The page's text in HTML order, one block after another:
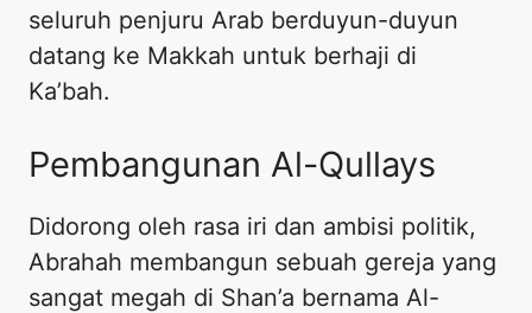
seluruh penjuru Arab berduyun-duyun
datang ke Makkah untuk berhaji di
Ka’bah.
Pembangunan Al-Qullays
Didorong oleh rasa iri dan ambisi politik,
Abrahah membangun sebuah gereja yang
sangat megah di Shan’a bernama Al-